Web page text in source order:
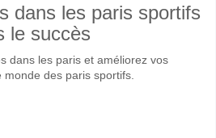
dans les paris sportifs
le succès
dans les paris et améliorez vos
des paris sportifs.